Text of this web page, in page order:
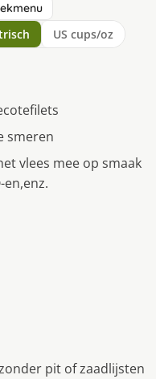
US cups/oz
smeren
vlees mee op smaak
pit of zaadlijsten